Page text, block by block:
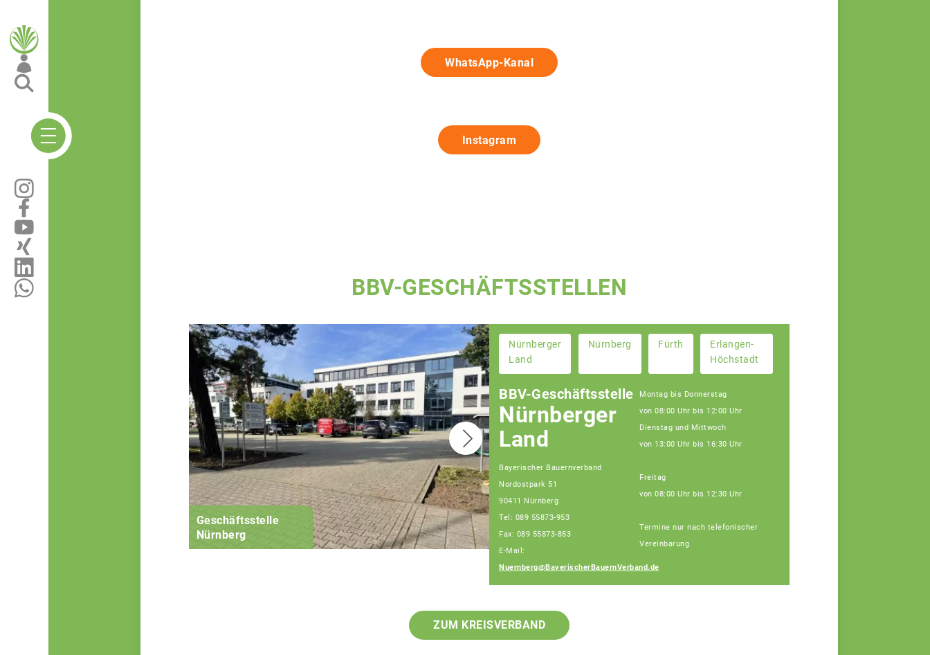
WhatsApp-Kanal
Instagram
BBV-GESCHÄFTSSTELLEN
Geschäftsstelle
Nürnberg
Christian Huber
Geschäftsführer
Geschäftsstelle
Nürnberg
Nürnberger
Land
Nürnberg Fürth
Erlangen-
Höchstadt
BBV-Geschäftsstelle
Nürnberger
Land
Bayerischer Bauernverband
Nordostpark 51
90411 Nürnberg
Tel: 089 55873-953
Fax: 089 55873-853
E-Mail:
Nuernberg@BayerischerBauernVerband.de
Montag bis Donnerstag
von 08:00 Uhr bis 12:00 Uhr
Dienstag und Mittwoch
von 13:00 Uhr bis 16:30 Uhr
Freitag
von 08:00 Uhr bis 12:30 Uhr
Termine nur nach telefonischer
Vereinbarung
ZUM KREISVERBAND